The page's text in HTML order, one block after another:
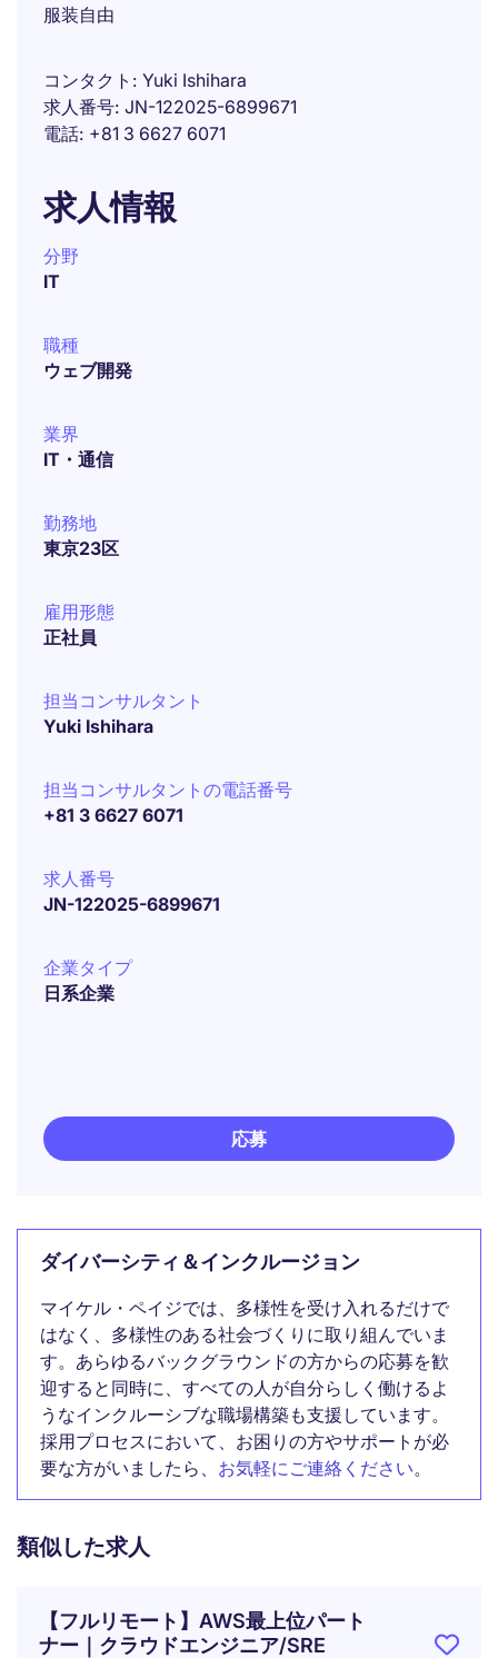
服装自由
コンタクト
Yuki Ishihara
求人番号 JN-122025-6899671
電話 +81 3 6627 6071
求人情報
分野
IT
職種
ウェブ開発
業界
IT・通信
勤務地
東京23区
雇用形態
正社員
担当コンサルタント
Yuki Ishihara
担当コンサルタントの電話番号
+81 3 6627 6071
求人番号
JN-122025-6899671
企業タイプ
日系企業
応募
ダイバーシティ＆インクルージョン
マイケル・ペイジでは、多様性を受け入れるだけで
はなく、多様性のある社会づくりに取り組んでいま
す。あらゆるバックグラウンドの方からの応募を歓
迎すると同時に、すべての人が自分らしく働けるよ
うなインクルーシブな職場構築も支援しています。
採用プロセスにおいて、お困りの方やサポートが必
要な方がいましたら、 お気軽にご連絡ください。
類似した求人
【フルリモート】AWS最上位パート
ナー｜クラウドエンジニア/SRE